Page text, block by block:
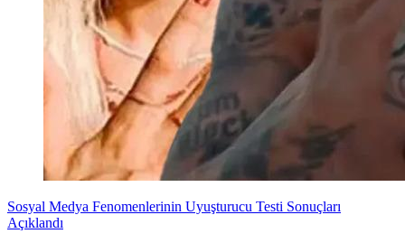
Sosyal Medya Fenomenlerinin Uyuşturucu Testi Sonuçları
Açıklandı